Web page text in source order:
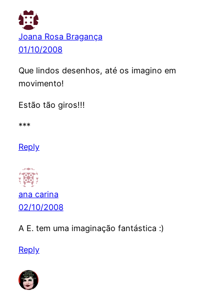
Joana Rosa Bragança
01/10/2008
Que lindos desenhos, até os imagino em
movimento!
Estão tão giros!!!
***
Reply
ana carina
02/10/2008
A E. tem uma imaginação fantástica :)
Reply